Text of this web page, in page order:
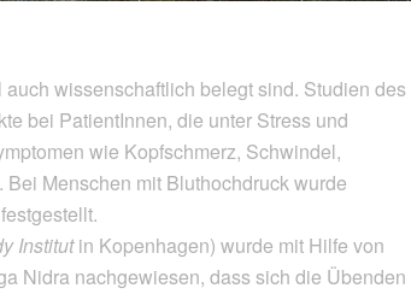
wissenschaftlich belegt sind. Studien des
bei PatientInnen, die unter Stress und
wie Kopfschmerz, Schwindel,
Menschen mit Bluthochdruck wurde
Institutin Kopenhagen) wurde mit Hilfe von
Nidra nachgewiesen, dass sich die Übenden